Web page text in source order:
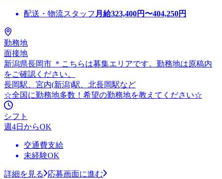
配送・物流スタッフ 月給323,400円〜404,250円
勤務地
面接地
新潟県長岡市 ＊こちらは募集エリアです。勤務地は原稿内
をご確認ください。
長岡駅、宮内(新潟)駅、北長岡駅など
☆全国に勤務地多数！希望の勤務地を教えてください☆
シフト
週4日からOK
交通費支給
未経験OK
詳細を見る
応募画面に進む